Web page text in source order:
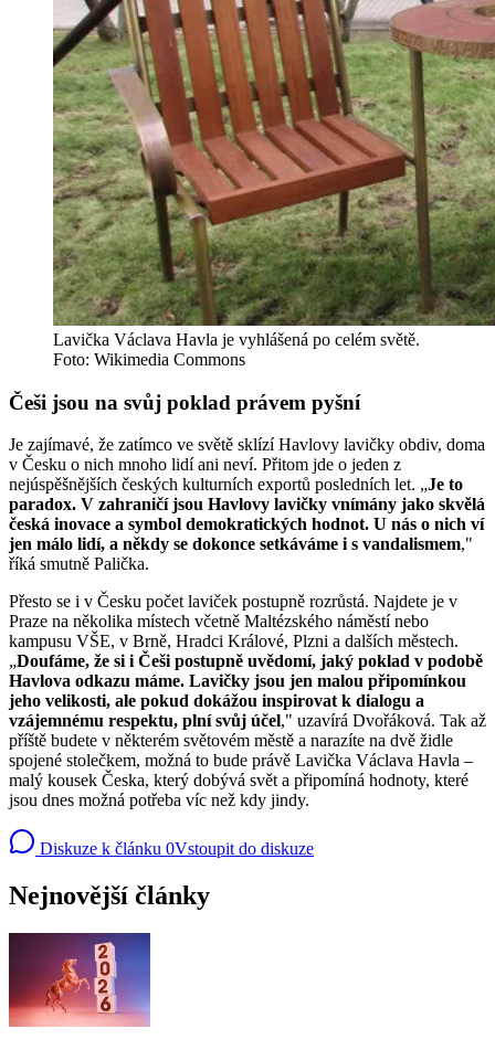
Lavička Václava Havla je vyhlášená po celém světě.
Foto: Wikimedia Commons
Češi jsou na svůj poklad právem pyšní
Je zajímavé, že zatímco ve světě sklízí Havlovy lavičky obdiv, doma
v Česku o nich mnoho lidí ani neví. Přitom jde o jeden z
nejúspěšnějších českých kulturních exportů posledních let. „Je to
paradox. V zahraničí jsou Havlovy lavičky vnímány jako skvělá
česká inovace a symbol demokratických hodnot. U nás o nich ví
jen málo lidí, a někdy se dokonce setkáváme i s vandalismem,"
říká smutně Palička.
Přesto se i v Česku počet laviček postupně rozrůstá. Najdete je v
Praze na několika místech včetně Maltézského náměstí nebo
kampusu VŠE, v Brně, Hradci Králové, Plzni a dalších městech.
„Doufáme, že si i Češi postupně uvědomí, jaký poklad v podobě
Havlova odkazu máme. Lavičky jsou jen malou připomínkou
jeho velikosti, ale pokud dokážou inspirovat k dialogu a
vzájemnému respektu, plní svůj účel," uzavírá Dvořáková. Tak až
příště budete v některém světovém městě a narazíte na dvě židle
spojené stolečkem, možná to bude právě Lavička Václava Havla –
malý kousek Česka, který dobývá svět a připomíná hodnoty, které
jsou dnes možná potřeba víc než kdy jindy.
Diskuze k článku 0Vstoupit do diskuze
Nejnovější články